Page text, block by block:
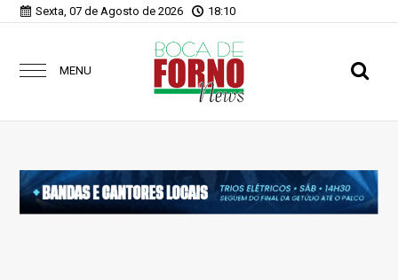
Sexta, 07 de Agosto de 2026 18:10
MENU